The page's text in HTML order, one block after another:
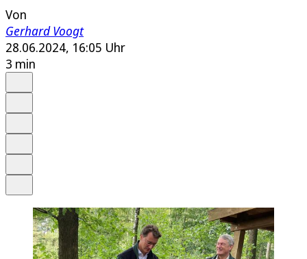
Von
Gerhard Voogt
28.06.2024, 16:05 Uhr
3 min